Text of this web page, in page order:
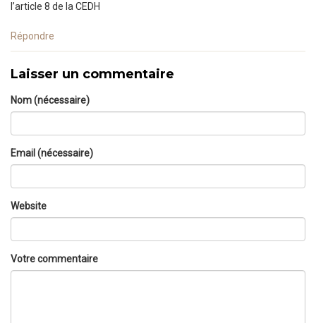
l’article 8 de la CEDH
Répondre
Laisser un commentaire
Nom (nécessaire)
Email (nécessaire)
Website
Votre commentaire